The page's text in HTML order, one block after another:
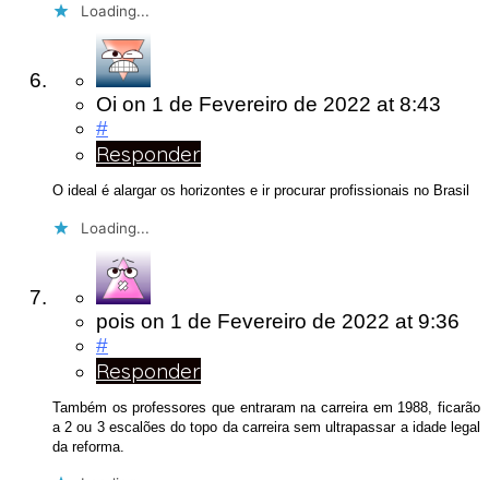
Loading...
Oi on 1 de Fevereiro de 2022 at 8:43
#
Responder
O ideal é alargar os horizontes e ir procurar profissionais no Brasil
Loading...
pois on 1 de Fevereiro de 2022 at 9:36
#
Responder
Também os professores que entraram na carreira em 1988, ficarão
a 2 ou 3 escalões do topo da carreira sem ultrapassar a idade legal
da reforma.